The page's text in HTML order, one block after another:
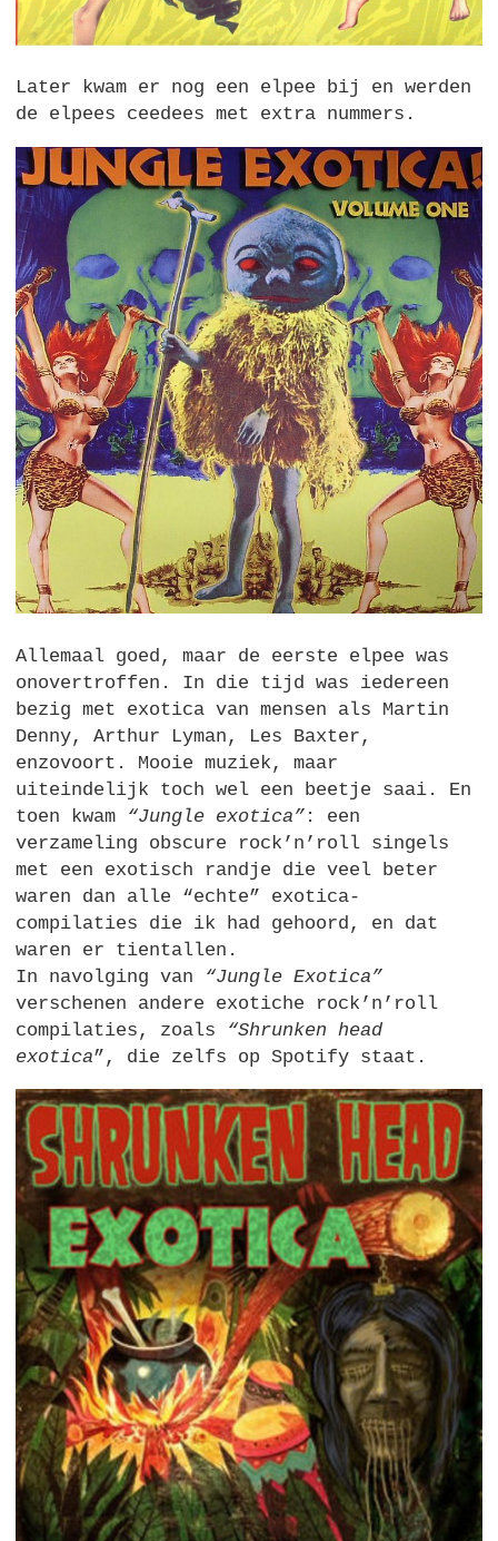
Later kwam er nog een elpee bij en werden
de elpees ceedees met extra nummers.
Allemaal goed, maar de eerste elpee was
onovertroffen. In die tijd was iedereen
bezig met exotica van mensen als Martin
Denny, Arthur Lyman, Les Baxter,
enzovoort. Mooie muziek, maar
uiteindelijk toch wel een beetje saai. En
toen kwam “Jungle exotica” : een
verzameling obscure rock’n’roll singels
met een exotisch randje die veel beter
waren dan alle “echte” exotica-
compilaties die ik had gehoord, en dat
waren er tientallen.
In navolging van “Jungle Exotica”
verschenen andere exotiche rock’n’roll
compilaties, zoals “Shrunken head
exotica”, die zelfs op Spotify staat.